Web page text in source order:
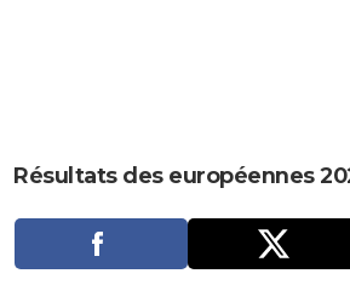
CARTE DE VOEUX
Carte de Noël
Carte Bonne année
Carte Saint-Valentin
Carte Pâques
Carte d'anniversaire
DICTIONNAIRE
Dictionnaire
Biographies
Citations
Expressions
Proverbes
PROGRAMME TV
Résultats des européennes